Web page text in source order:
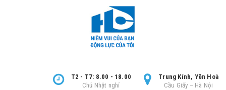
Trung Kính, Yên Hoà
Cầu Giấy – Hà Nội
T2 - T7: 8.00 - 18.00
Chủ Nhật nghỉ